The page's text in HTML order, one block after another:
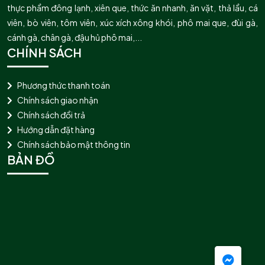
thực phẩm đông lạnh, xiên que, thức ăn nhanh, ăn vặt, thả lẩu, cá
viên, bò viên, tôm viên, xúc xích xông khói, phô mai que, đùi gà,
cánh gà, chân gà, đậu hủ phô mai,...
CHÍNH SÁCH
Phương thức thanh toán
Chính sách giao nhận
Chính sách đổi trả
Hướng dẫn đặt hàng
Chính sách bảo mật thông tin
BẢN ĐỒ